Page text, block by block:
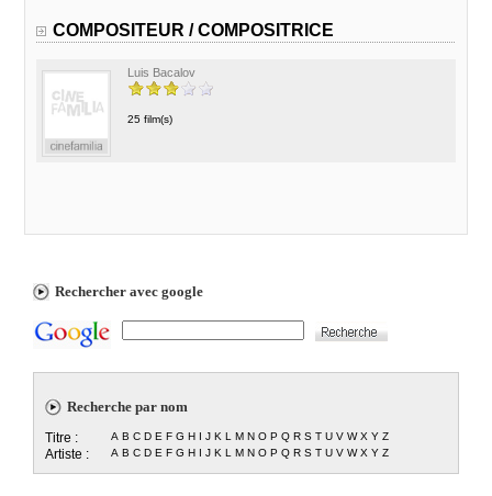
COMPOSITEUR / COMPOSITRICE
Luis Bacalov
25 film(s)
Rechercher avec google
Recherche par nom
Titre : A B C D E F G H I J K L M N O P Q R S T U V W X Y Z
Artiste : A B C D E F G H I J K L M N O P Q R S T U V W X Y Z